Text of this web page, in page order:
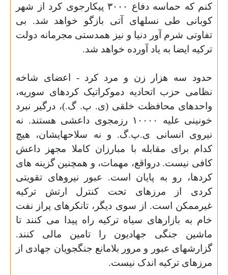
کنم که حماسه دفاع ٣٠٠٠ پیکارجوی کرد از شهر
کوبانی طی نسلهای آتی بازگو خواهد شد. بی
تفاوتی شرم آور دنیا و نیز همدستی مجرمانه دولت
ترکیه ایضا به یاد آورده خواهد شد.
حدود سه هزار زن و مرد کرد - اعضای شاخه
نظامی حزب اتحادیه دموکراتیک کردهای سوریه،
واحدهای محافظت خلقی (ی. پ. گ.)، درگیر نبرد
خونینی علیه ١٠٠٠٠ رزمجوی داعشی هستند. نه
نیروی انسانی ی.پ.گ. و نه سلاحهایشان، هیچ
کدام برای مقابله با مبارزان کاملا مجهز داعش
کافی نیست. درواقع، مهمات، و همچنین گزینه های
کردها، رو به پایان است. عبور نیروهای تقویتی
کردی از مرزهای تحت کنترل ارتش ترکیه
غیرممکن است. از سوی دیگر، تانکرهای پراز نفت
خام به بازارهای سیاه ترکیه راه پیدا می کنند تا
ماشین جنگی جهادیون را تامین مالی کنند.
گزارشهای عبور و مرور بلامانع جنگجویان جهادی از
مرزهای ترکیه اندک نیست.